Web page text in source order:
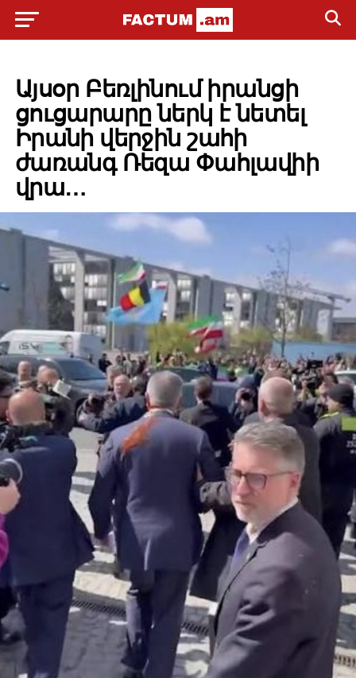
Այսօր Բեռլինում իրանցի
ցուցարարը ներկ է նետել
Իրանի վերջին շահի
ժառանգ Ռեզա Փահլավիի
վրա…